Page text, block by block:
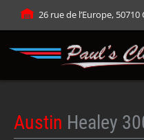
26 rue de l’Europe, 50710
Austin Healey
Panneau de gestion des cookies